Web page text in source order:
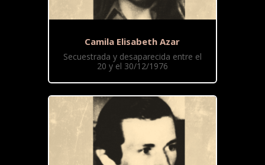
Camila Elisabeth Azar
Secuestrada y desaparecida entre el
20 y el 30/12/1976